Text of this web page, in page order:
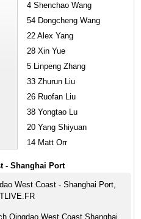
4 Shenchao Wang
54 Dongcheng Wang
22 Alex Yang
28 Xin Yue
5 Linpeng Zhang
33 Zhurun Liu
26 Ruofan Liu
38 Yongtao Lu
20 Yang Shiyuan
14 Matt Orr
- Shanghai Port
West Coast - Shanghai Port,
Qingdao West Coast Shanghai